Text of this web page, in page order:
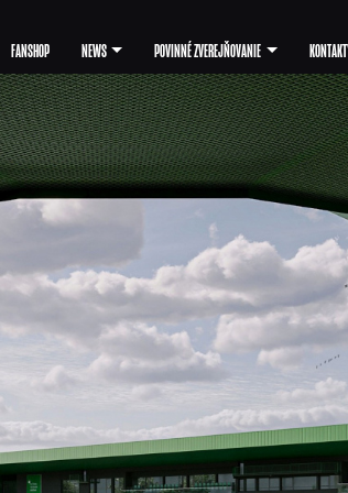
FANSHOP NEWS POVINNÉ ZVEREJŇOVANIE